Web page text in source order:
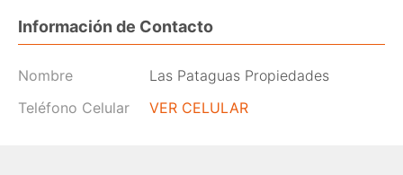
Información de Contacto
Nombre
Las Pataguas Propiedades
Teléfono Celular
VER CELULAR